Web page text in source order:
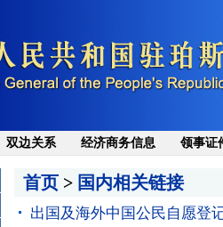
双边关系 经济商务信息 领事证
首页 > 国内相关链接
出国及海外中国公民自愿登